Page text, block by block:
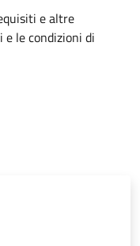
e altre
le condizioni di